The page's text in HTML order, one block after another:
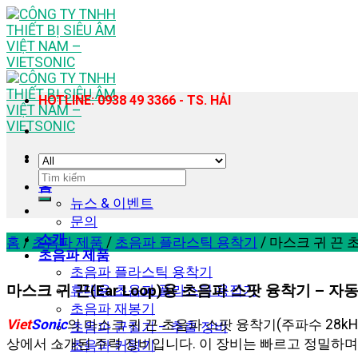
Skip
to
content
홈
뉴스 & 이벤트
문의
소개
초음파 제품
초음파 플라스틱 용착기
휴대용 초음파 플라스틱 용접기
초음파 재봉기
초음파 균질기 – 추출 장비
초음파 커팅기
HOTLINE: 0938 49 3366 - TS. HẢI
검
색:
홈 / 초음파 제품 / 초음파 플라스틱 용착기 / 마스크 귀 끈
마스크 귀 끈(Ear Loop)용 초음파 스팟 융착기 – 자
VietSonic의 마스크 귀 끈 초음파 스팟 융착기(주파수
상에서 소개된 주력 장비입니다. 이 장비는 빠르고 정밀하